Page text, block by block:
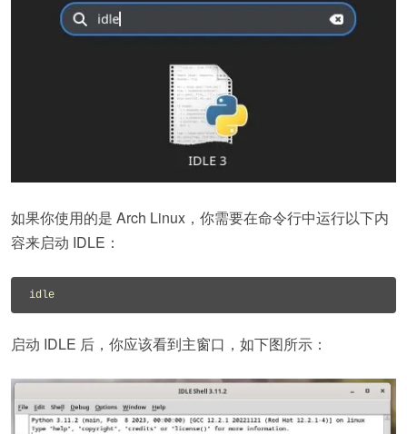
如果你使用的是 Arch Linux，你需要在命令行中运行以下内
容来启动 IDLE：
启动 IDLE 后，你应该看到主窗口，如下图所示：